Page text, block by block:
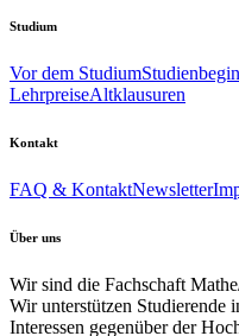
Studium
Vor dem Studium
LehrpreiseAltklausuren
Kontakt
FAQ & KontaktNewsletter
Über uns
Wir sind die Fachschaft
Wir unterstützen Studierende
Interessen gegenüber der